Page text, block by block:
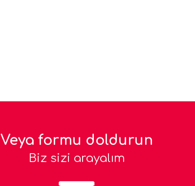
Veya formu doldurun
Biz sizi arayalım